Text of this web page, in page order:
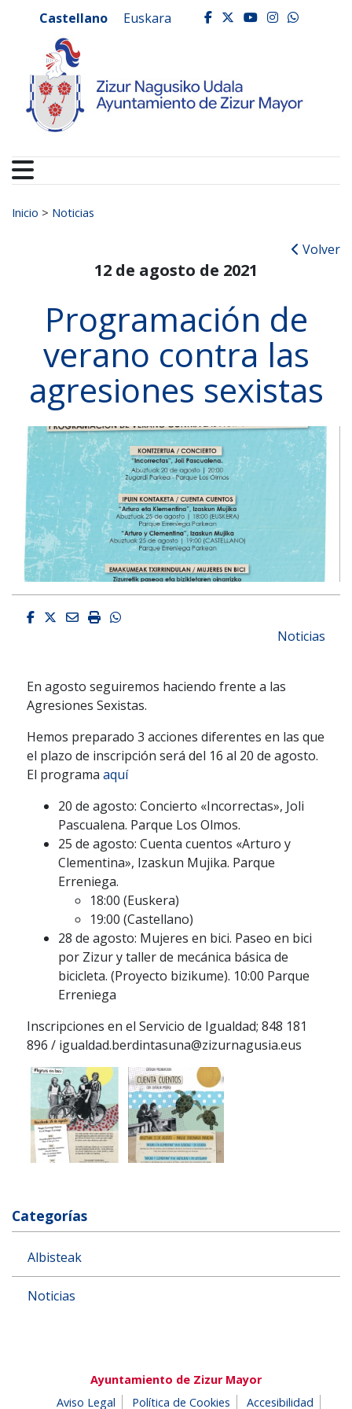
Ayuntamiento de
Castellano Euskara facebook
twitter
youtube
Buscar:
Inicio > Noticias
Volver
12 de agosto de 2021
Programación de
verano contra las
agresiones sexistas
Facebook
Twitter
EmailImprimirWhatsapp
Noticias
En agosto seguiremos haciendo frente a las
Agresiones Sexistas.
Hemos preparado 3 acciones diferentes en las que
el plazo de inscripción será del 16 al 20 de agosto.
El programa aquí
20 de agosto: Concierto «Incorrectas», Joli
Pascualena. Parque Los Olmos.
25 de agosto: Cuenta cuentos «Arturo y
Clementina», Izaskun Mujika. Parque
Erreniega.
18:00 (Euskera)
19:00 (Castellano)
28 de agosto: Mujeres en bici. Paseo en bici
por Zizur y taller de mecánica básica de
bicicleta. (Proyecto bizikume). 10:00 Parque
Erreniega
Inscripciones en el Servicio de Igualdad; 848 181
896 / igualdad.berdintasuna@zizurnagusia.eus
Categorías
Albisteak
Noticias
Ayuntamiento de Zizur Mayor
Aviso Legal
Política de Cookies Accesibilidad